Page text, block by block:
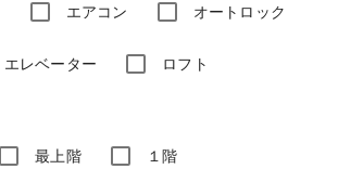
エアコン オートロック
エレベーター ロフト
最上階 １階